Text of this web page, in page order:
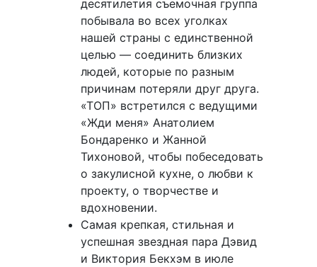
десятилетия съемочная группа
побывала во всех уголках
нашей страны с единственной
целью — соединить близких
людей, которые по разным
причинам потеряли друг друга.
«ТОП» встретился с ведущими
«Жди меня» Анатолием
Бондаренко и Жанной
Тихоновой, чтобы побеседовать
о закулисной кухне, о любви к
проекту, о творчестве и
вдохновении.
Самая крепкая, стильная и
успешная звездная пара Дэвид
и Виктория Бекхэм в июле